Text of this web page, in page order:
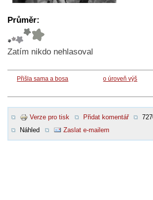
Průměr:
Zatím nikdo nehlasoval
Přišla sama a bosa o úroveň výš
Verze pro tisk Přidat komentář
Náhled
Zaslat e-mailem